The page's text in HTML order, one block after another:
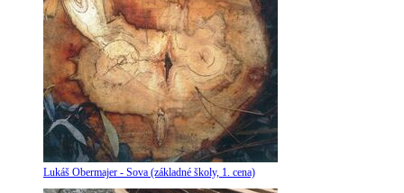
Lukáš Obermajer - Sova (základné školy, 1. cena)